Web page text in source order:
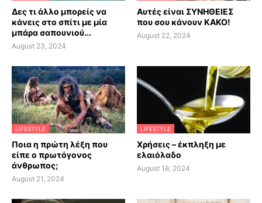
Δες τι άλλο μπορείς να
κάνεις στο σπίτι με μία
μπάρα σαπουνιού...
August 23, 2024
Αυτές είναι ΣΥΝΗΘΕΙΕΣ
που σου κάνουν ΚΑΚΟ!
August 22, 2024
LIFESTYLE
Ποια η πρώτη λέξη που
είπε ο πρωτόγονος
άνθρωπος;
August 21, 2024
LIFESTYLE
Χρήσεις – έκπληξη με
ελαιόλαδο
August 18, 2024